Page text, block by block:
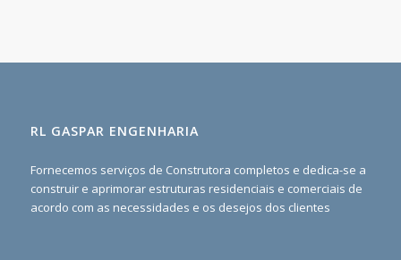
RL GASPAR ENGENHARIA
Fornecemos serviços de Construtora completos e dedica-se a
construir e aprimorar estruturas residenciais e comerciais de
acordo com as necessidades e os desejos dos clientes